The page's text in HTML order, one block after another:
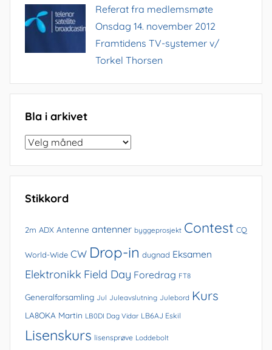
Referat fra medlemsmøte
Onsdag 14. november 2012
Framtidens TV-systemer v/
Torkel Thorsen
Bla i arkivet
Bla
arkivet
Stikkord
2m ADX Antenne antenner byggeprosjekt Contest CQ
World-Wide CW Drop-in dugnad Eksamen
Elektronikk Field Day Foredrag FT8
Generalforsamling Jul Juleavslutning Julebord Kurs
LA8OKA Martin LB0DI Dag Vidar LB6AJ Eskil
Lisenskurs lisensprøve Loddebolt